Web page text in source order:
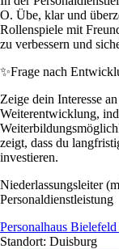
O. Übe, klar und
Rollenspiele mit
zu verbessern und
✨Frage nach
Zeige dein Interesse
Weiterentwicklung,
zeigt, dass du
investieren.
Niederlassungsleiter
Personaldienstleistung
Personalhaus
Standort: Duisburg